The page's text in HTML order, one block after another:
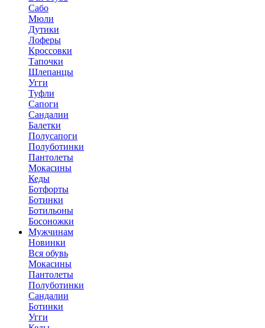
Сабо
Мюли
Дутики
Лоферы
Кроссовки
Тапочки
Шлепанцы
Угги
Туфли
Сапоги
Сандалии
Балетки
Полусапоги
Полуботинки
Пантолеты
Мокасины
Кеды
Ботфорты
Ботинки
Ботильоны
Босоножки
Мужчинам
Новинки
Вся обувь
Мокасины
Пантолеты
Полуботинки
Сандалии
Ботинки
Угги